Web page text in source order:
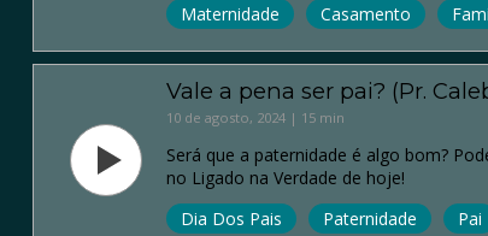
Maternidade
Casamento
Vale a pena ser pai? (Pr.
10 de agosto, 2024 | 15 min
Será que a paternidade é algo bom?
no Ligado na Verdade de hoje!
Dia Dos Pais
Paternidade Pai